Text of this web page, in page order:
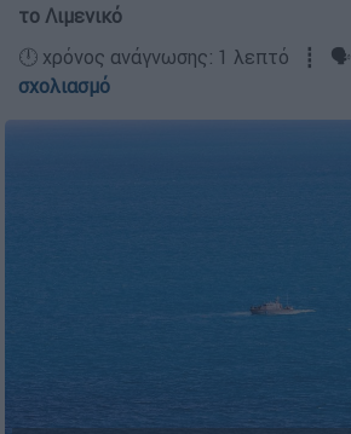
το Λιμενικό
🕛 χρόνος ανάγνωσης: 1 λεπτό ┋ 🗣️
σχολιασμό